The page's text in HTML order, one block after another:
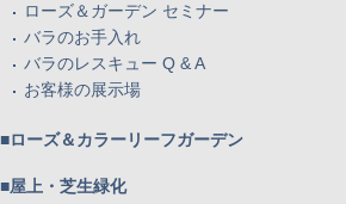
ローズ＆ガーデン セミナー
バラのお手入れ
バラのレスキュー Q & A
お客様の展示場
■ローズ＆カラーリーフガーデン
■屋上・芝生緑化